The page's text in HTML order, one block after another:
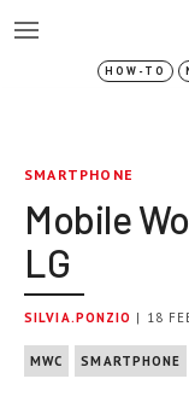
HOW-TO
SMARTPHONE
Mobile
LG
SILVIA.PONZIO | 18
MWC SMARTPHONE